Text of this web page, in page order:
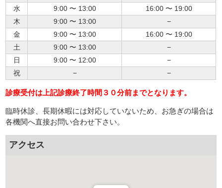
水
9:00 〜 13:00
16:00 〜 19:00
木
9:00 〜 13:00
−
金
9:00 〜 13:00
16:00 〜 19:00
土
9:00 〜 13:00
−
日
9:00 〜 12:00
−
祝
− −
診療受付は上記診療終了時間３０分前までとなります。
臨時休診、長期休暇には対応していないため、お急ぎの場合は
各機関へ直接お問い合わせ下さい。
アクセス